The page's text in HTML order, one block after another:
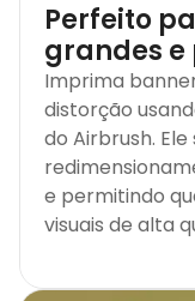
Perfeito
grandes e
Imprima
distorção
do Airbrush.
e permitindo
visuais de alta